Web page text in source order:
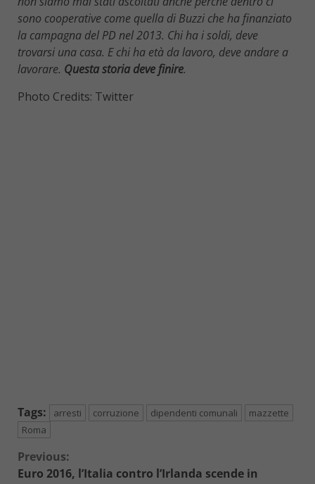
sono cooperative come quella di Buzzi che ha finanziato
la campagna del PD nel 2013. Chi ha i soldi, deve
trovarsi una casa. E chi ha età da lavoro, deve andare a
lavorare. Questa storia deve finire.
Photo Credits: Twitter
Tags: arresti corruzione dipendenti comunali
mazzette
Roma
Continue
Previous:
Euro 2016, l’Italia contro l’Irlanda scende in